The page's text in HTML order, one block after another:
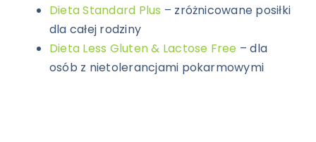
Dieta Standard Plus – zróżnicowane posiłki
dla całej rodziny
Dieta Less Gluten & Lactose Free – dla
osób z nietolerancjami pokarmowymi